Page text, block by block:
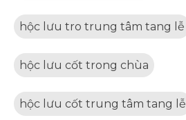
hộc lưu tro trung tâm tang lễ
hộc lưu cốt trong chùa
hộc lưu cốt trung tâm tang lễ